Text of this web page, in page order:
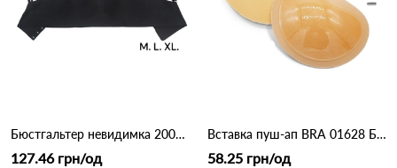
Бюстгальтер невидимка 2003 год Черный
127.46 грн/од
Вставка пуш-ап BRA 01628 Бежевий
58.25 грн/од